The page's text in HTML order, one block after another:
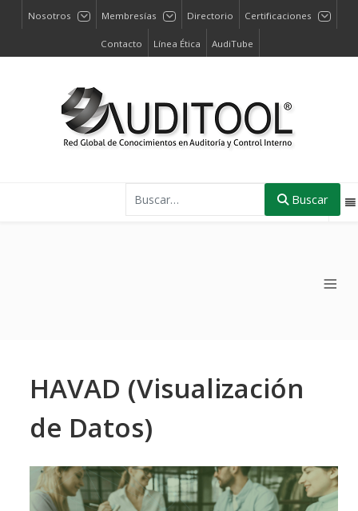
Nosotros Membresías Directorio Certificaciones
Contacto Línea Ética AudiTube
Buscar
≡
HAVAD (Visualización
de Datos)